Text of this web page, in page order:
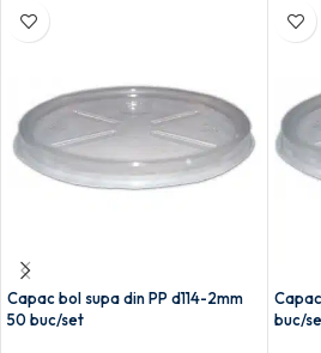
Capac bol supa din PP d114-2mm
50 buc/set
buc/